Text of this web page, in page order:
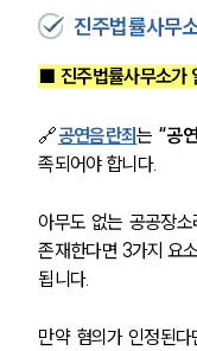
진주법률사무
■ 진주법률사무소가
🔗공연음란죄는 “공
족되어야 합니다.
아무도 없는 공공장
존재한다면 3가지 요
됩니다.
만약 혐의가 인정된